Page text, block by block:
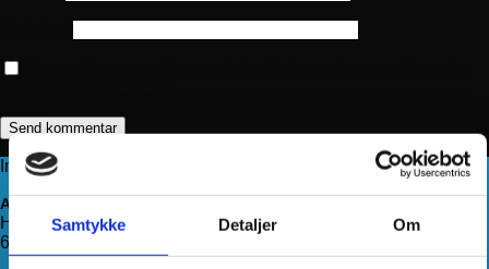
Samtykke Detaljer Om
Information
Adresse
Haderslevvej 78, st.
6200 Aabenraa